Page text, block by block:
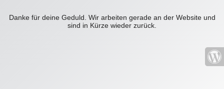
Danke für deine Geduld. Wir arbeiten gerade an der Website und
sind in Kürze wieder zurück.